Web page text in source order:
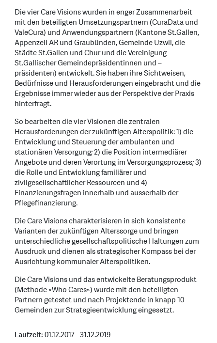
Die vier Care Visions wurden in enger Zusammenarbeit
mit den beteiligten Umsetzungspartnern (CuraData und
ValeCura) und Anwendungspartnern (Kantone St.Gallen,
Appenzell AR und Graubünden, Gemeinde Uzwil, die
Städte St.Gallen und Chur und die Vereinigung
St.Gallischer Gemeindepräsidentinnen und –
präsidenten) entwickelt. Sie haben ihre Sichtweisen,
Bedürfnisse und Herausforderungen eingebracht und die
Ergebnisse immer wieder aus der Perspektive der Praxis
hinterfragt.
So bearbeiten die vier Visionen die zentralen
Herausforderungen der zukünftigen Alterspolitik: 1) die
Entwicklung und Steuerung der ambulanten und
stationären Versorgung; 2) die Position intermediärer
Angebote und deren Verortung im Versorgungsprozess; 3)
die Rolle und Entwicklung familiärer und
zivilgesellschaftlicher Ressourcen und 4)
Finanzierungsfragen innerhalb und ausserhalb der
Pflegefinanzierung.
Die Care Visions charakterisieren in sich konsistente
Varianten der zukünftigen Alterssorge und bringen
unterschiedliche gesellschaftspolitische Haltungen zum
Ausdruck und dienen als strategischer Kompass bei der
Ausrichtung kommunaler Alterspolitiken.
Die Care Visions und das entwickelte Beratungsprodukt
(Methode «Who Cares») wurde mit den beteiligten
Partnern getestet und nach Projektende in knapp 10
Gemeinden zur Strategieentwicklung eingesetzt.
Laufzeit:01.12.2017 - 31.12.2019